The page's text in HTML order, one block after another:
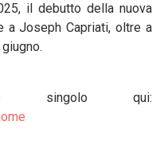
il debutto della nuova
a Joseph Capriati, oltre a
singolo qui: